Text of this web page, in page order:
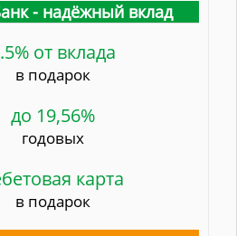
- надёжный вклад
от вклада
в подарок
до 19,56%
годовых
карта
в подарок